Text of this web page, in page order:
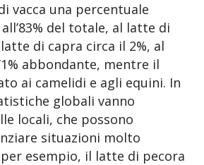
vacca una percentuale
del totale, al latte di
di capra circa il 2%, al
abbondante, mentre il
ai camelidi e agli equini. In
globali vanno
locali, che possono
situazioni molto
esempio, il latte di pecora